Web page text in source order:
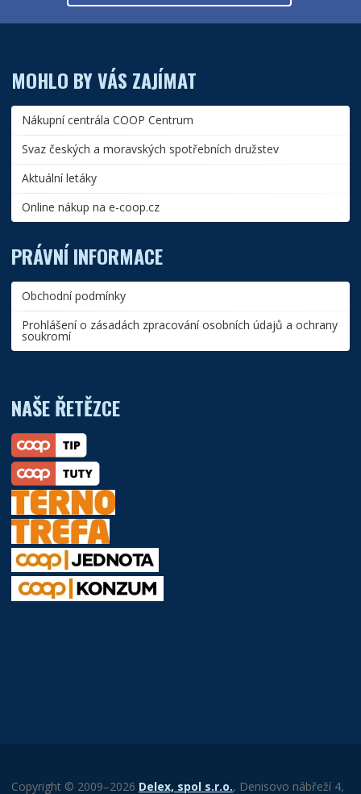
MOHLO BY VÁS ZAJÍMAT
Nákupní centrála COOP Centrum
Svaz českých a moravských spotřebních družstev
Aktuální letáky
Online nákup na e-coop.cz
PRÁVNÍ INFORMACE
Obchodní podmínky
Prohlášení o zásadách zpracování osobních údajů a ochrany
soukromí
NAŠE ŘETĚZCE
Copyright © 2009–2026 Delex, spol s.r.o., Denisovo nábřeží 4,